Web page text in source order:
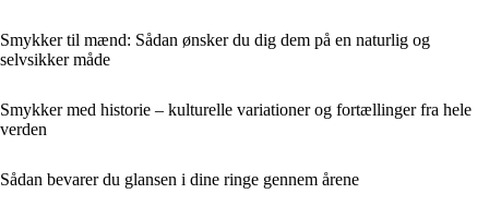
Smykker til mænd: Sådan ønsker du dig dem på en naturlig og
selvsikker måde
Smykker med historie – kulturelle variationer og fortællinger fra hele
verden
Sådan bevarer du glansen i dine ringe gennem årene